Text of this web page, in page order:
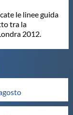
le linee guida
tra la
2012.